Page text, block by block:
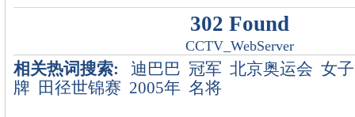
302 Found
CCTV_WebServer
相关热词搜索: 迪巴巴 冠军 北京奥运会 女子
牌
田径世锦赛 2005年 名将